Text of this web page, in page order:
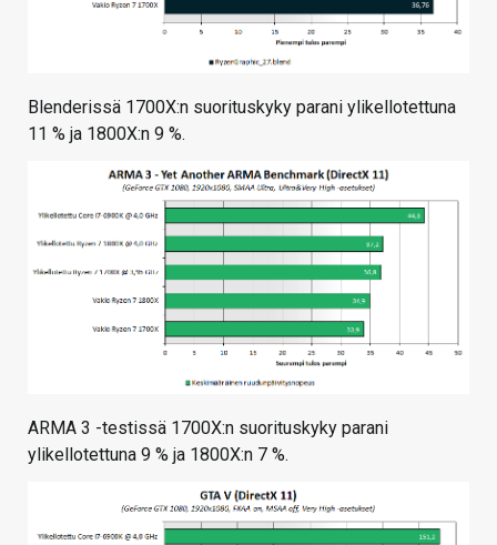
Blenderissä 1700X:n suorituskyky parani ylikellotettuna
11 % ja 1800X:n 9 %.
ARMA 3 -testissä 1700X:n suorituskyky parani
ylikellotettuna 9 % ja 1800X:n 7 %.